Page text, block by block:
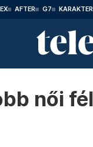
AFTER G7 KARAKTER
női